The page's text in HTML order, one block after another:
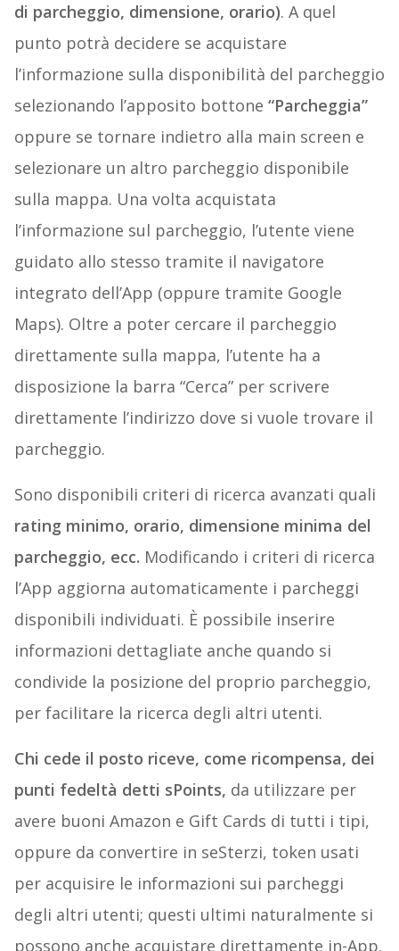
di parcheggio, dimensione, orario). A quel
punto potrà decidere se acquistare
l’informazione sulla disponibilità del parcheggio
selezionando l’apposito bottone “Parcheggia”
oppure se tornare indietro alla main screen e
selezionare un altro parcheggio disponibile
sulla mappa. Una volta acquistata
l’informazione sul parcheggio, l’utente viene
guidato allo stesso tramite il navigatore
integrato dell’App (oppure tramite Google
Maps). Oltre a poter cercare il parcheggio
direttamente sulla mappa, l’utente ha a
disposizione la barra “Cerca” per scrivere
direttamente l’indirizzo dove si vuole trovare il
parcheggio.
Sono disponibili criteri di ricerca avanzati quali
rating minimo, orario, dimensione minima del
parcheggio, ecc. Modificando i criteri di ricerca
l’App aggiorna automaticamente i parcheggi
disponibili individuati. È possibile inserire
informazioni dettagliate anche quando si
condivide la posizione del proprio parcheggio,
per facilitare la ricerca degli altri utenti.
Chi cede il posto riceve, come ricompensa, dei
punti fedeltà detti sPoints, da utilizzare per
avere buoni Amazon e Gift Cards di tutti i tipi,
oppure da convertire in seSterzi, token usati
per acquisire le informazioni sui parcheggi
degli altri utenti; questi ultimi naturalmente si
possono anche acquistare direttamente in-App.